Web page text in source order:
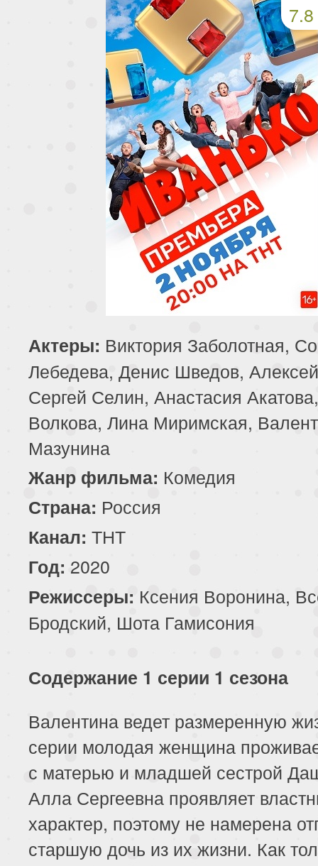
7.8
Актеры: Виктория Заболотная,
Лебедева, Денис Шведов,
Сергей Селин, Анастасия
Волкова, Лина Миримская,
Мазунина
Жанр фильма: Комедия
Страна: Россия
Канал: ТНТ
Год: 2020
Режиссеры: Ксения Воронина,
Бродский, Шота Гамисония
Содержание 1 серии 1 сезона
Валентина ведет размеренную
серии молодая женщина
с матерью и младшей сестрой
Алла Сергеевна проявляет
характер, поэтому не намерена
старшую дочь из их жизни. Как